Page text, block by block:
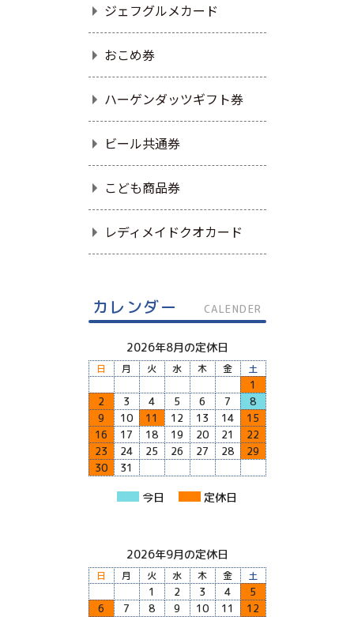
ジェフグルメカード
おこめ券
ハーゲンダッツギフト券
ビール共通券
こども商品券
レディメイドクオカード
CALENDER
カレンダー
2026年8月の定休日
日 月 火 水 木 金 土
1
2
3 4 5 6 7
8
9
10 11 12 13 14
15
16
17 18 19 20 21
22
23
24 25 26 27 28
29
30
31
今日 定休日
2026年9月の定休日
日 月 火 水 木 金 土
1 2 3 4
5
6
7 8 9 10 11
12